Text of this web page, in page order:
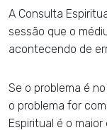
A Consulta
sessão que o
acontecendo de
Se o problema é
o problema for
Espiritual é o